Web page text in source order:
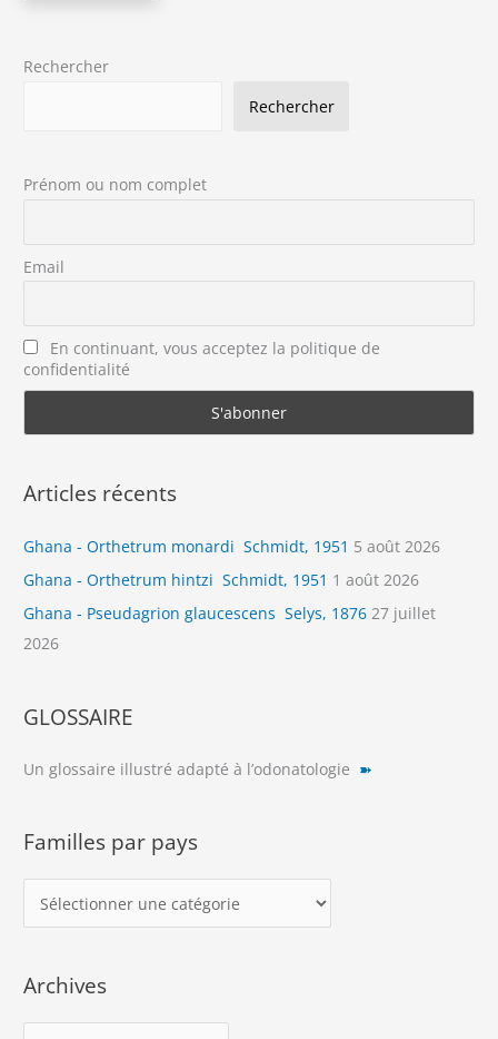
Rechercher
Rechercher
Prénom ou nom complet
Email
En continuant, vous acceptez la politique de
confidentialité
Articles récents
Ghana - Orthetrum monardi Schmidt, 1951 5 août 2026
Ghana - Orthetrum hintzi Schmidt, 1951 1 août 2026
Ghana - Pseudagrion glaucescens Selys, 1876 27 juillet
2026
GLOSSAIRE
Un glossaire illustré adapté à l’odonatologie ➽
Familles par pays
a
iArchives